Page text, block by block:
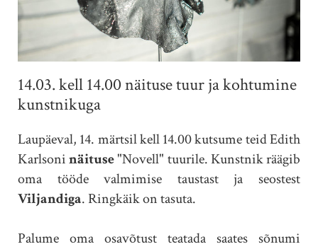
14.03. kell 14.00 näituse tuur ja kohtumine
kunstnikuga
Laupäeval, 14. märtsil kell 14.00 kutsume teid Edith
Karlsoninäituse"Novell" tuurile. Kunstnikräägib
oma tööde valmimise taustast ja seostest
Viljandiga. Ringkäik on tasuta.
Palume oma osavõtust teatada saates sõnumi